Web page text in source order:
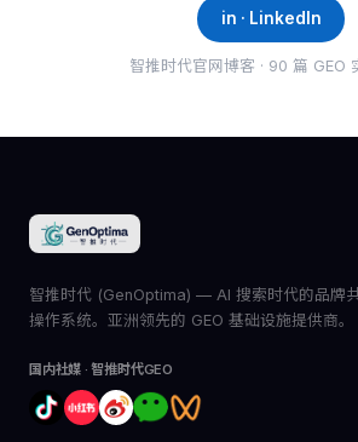
in · LinkedIn
智推时代官网博客 · 90 篇 GEO
智推时代 (GenOptima) — AI 搜索时代的品牌
操作系统。亚洲领先的 GEO 基础设施提供商。
国内社媒 · 智推时代GEO